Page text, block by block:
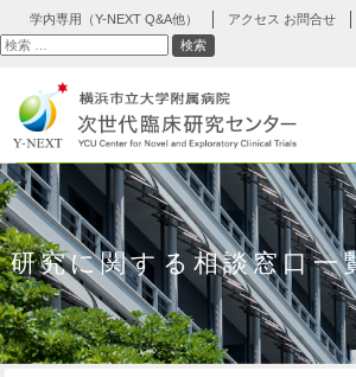
学内専用（Y-NEXT Q&A他） アクセス お問合せ
検
索
検索
研究に関する相談窓口一